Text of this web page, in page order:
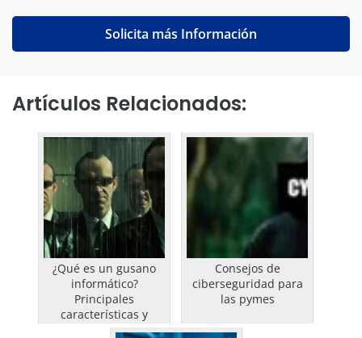
Solicita más Información
Artículos Relacionados:
¿Qué es un gusano
informático?
Principales
características y
tipos?
Consejos de
ciberseguridad para
las pymes